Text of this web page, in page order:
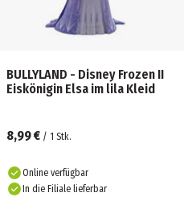
BULLYLAND - Disney Frozen II
Eiskönigin Elsa im lila Kleid
8,99 € / 1 Stk.
Online verfügbar
In die Filiale lieferbar